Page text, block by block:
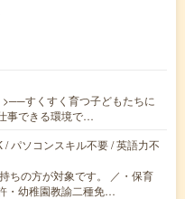
すくすく育つ子どもたちに
事できる環境で…
パソコンスキル不要 / 英語力不
ちの方が対象です。 ／・保育
・幼稚園教諭二種免…